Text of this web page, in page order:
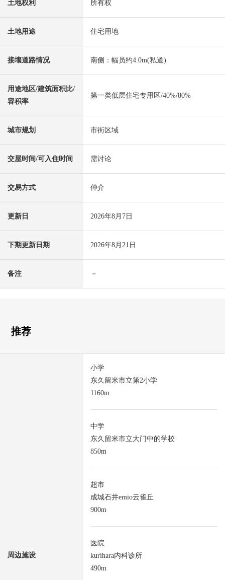
土地权利 所有权
土地用途 住宅用地
接壤道路情况 南侧：幅员约4.0m(私道)
用途地区/建筑面积比/
容积率
第一类低层住宅专用区/40%/80%
城市规划 市街区域
交屋时间/可入住时间 需讨论
交易方式 仲介
更新日 2026年8月7日
下期更新日期 2026年8月21日
备注 －
推荐
周边施设
小学
东久留米市立第2小学
1160m
中学
东久留米市立大门中的学校
850m
超市
成城石井emio云雀丘
900m
医院
kurihara内科诊所
490m